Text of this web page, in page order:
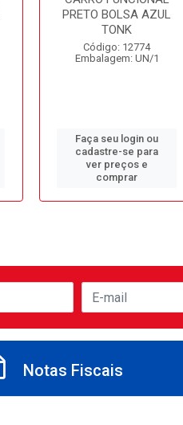
PRETO BOLSA AZUL
TONK
Código: 12774
Embalagem: UN/1
Faça seu login ou
cadastre-se para
ver preços e
comprar
Notas Fiscais